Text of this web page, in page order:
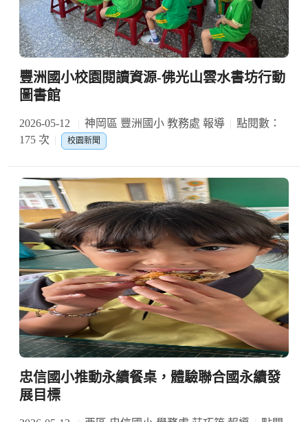
豐洲國小校園閱讀資源-佛光山雲水書坊行動
圖書館
2026-05-12 神岡區 豐洲國小 教務處 報導
點閱數：
175 次
校園新聞
忠信國小推動永續餐桌，體驗聯合國永續發
展目標